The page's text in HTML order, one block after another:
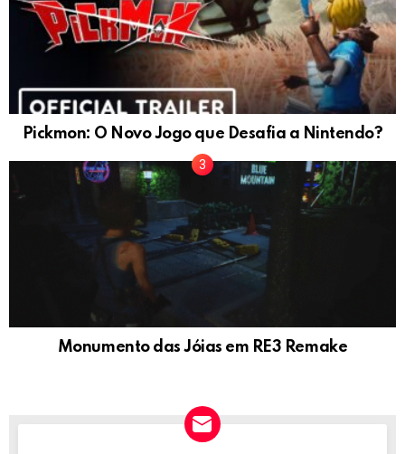
Pickmon: O Novo Jogo que Desafia a Nintendo?
Monumento das Jóias em RE3 Remake